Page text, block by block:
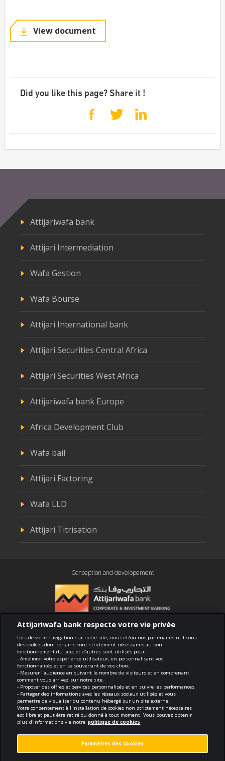
View document
Did you like this page? Share it !
Attijariwafa bank
Attijari Intermediation
Wafa Gestion
Wafa Bourse
Attijari International bank
Attijari Securities Central Africa
Attijari Securities West Africa
Attijariwafa bank Europe
Africa Development Club
Wafa bail
Attijari Factoring
Wafa LLD
Attijari Titrisation
Conception and developement
Compliance
Terms of use
Security and confidentiality
Politique de cookies
Protection des données personnelles
Attijariwafa bank respecte votre vie privée
Lors de votre navigation sur notre site, nous et/ou nos partenaires utilisons
des cookies dont certains sont strictement nécessaires au bon
fonctionnement du site, et d'autres sont utilisés pour :
- Améliorer votre expérience utilisateur, en personnalisant vos
fonctionnalités et en se souvenant de vos choix.
- Mesurer l’audience en suivant le nombre de visiteurs et en comprenant
comment vous arrivez sur notre site.
- Proposer des offres et services personnalisés et en suivre les performances.
- Partager des informations avec les réseaux sociaux utilisés et vous
permettre de visualiser du contenu hébergé sur un site externe.
Votre consentement à l'installation de cookies non strictement nécessaires
est libre et peut être retiré ou donné à tout moment. Vous pouvez obtenir
plus d'informations via notre politique de cookies
Paramètres des cookies